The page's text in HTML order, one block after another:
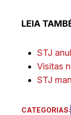
LEIA
STJ
Visitas
STJ
CATEGORIAS: